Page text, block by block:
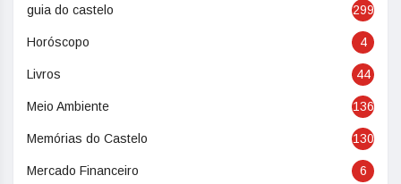
guia do castelo 299
Horóscopo 4
Livros 44
Meio Ambiente 136
Memórias do Castelo 130
Mercado Financeiro 6